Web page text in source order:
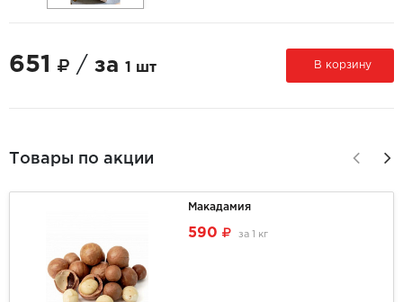
651 / за 1 шт В корзину
Товары по акции
Макадамия
590 за 1 кг